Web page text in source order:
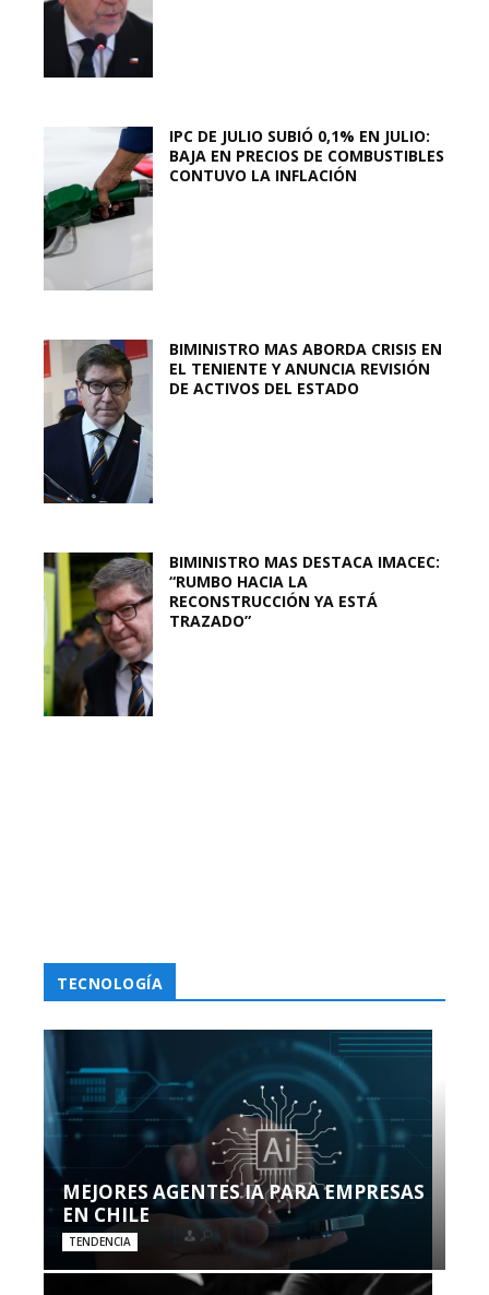
IPC DE JULIO SUBIÓ 0,1% EN JULIO:
BAJA EN PRECIOS DE COMBUSTIBLES
CONTUVO LA INFLACIÓN
BIMINISTRO MAS ABORDA CRISIS EN
EL TENIENTE Y ANUNCIA REVISIÓN
DE ACTIVOS DEL ESTADO
BIMINISTRO MAS DESTACA IMACEC:
“RUMBO HACIA LA
RECONSTRUCCIÓN YA ESTÁ
TRAZADO”
TECNOLOGÍA
MEJORES AGENTES IA PARA EMPRESAS
EN CHILE
TENDENCIA